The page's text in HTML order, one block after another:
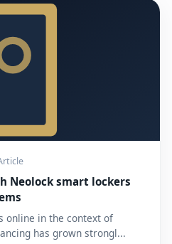
Neolock smart lockers
online in the context of
has grown strongl...